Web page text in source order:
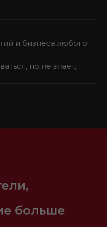
и бизнеса любого
но не знает,
больше